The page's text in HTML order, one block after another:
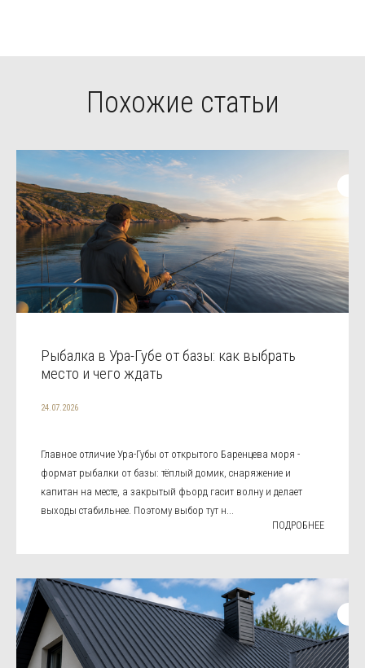
Похожие статьи
Рыбалка в Ура-Губе от базы: как выбрать
место и чего ждать
24.07.2026
Главное отличие Ура-Губы от открытого Баренцева моря -
формат рыбалки от базы: тёплый домик, снаряжение и
капитан на месте, а закрытый фьорд гасит волну и делает
выходы стабильнее. Поэтому выбор тут н...
ПОДРОБНЕЕ